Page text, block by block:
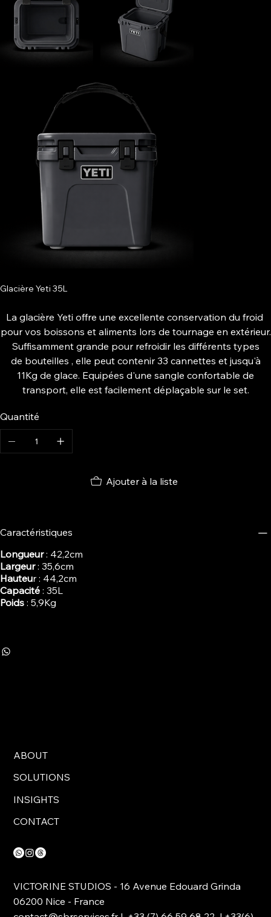
Glacière Yeti 35L
La glacière Yeti offre une excellente conservation du froid
pour vos boissons et aliments lors de tournage en extérieur.
Suffisamment grande pour refroidir les différents types
de bouteilles , elle peut contenir 33 cannettes et jusqu'à
11Kg de glace. Equipées d'une sangle confortable de
transport, elle est facilement déplaçable sur le set.
Quantité
Ajouter à la liste
Caractéristiques
Longueur: 42,2cm
Largeur: 35,6cm
Hauteur : 44,2cm
Capacité : 35L
Poids : 5,9Kg
ABOUT
SOLUTIONS
INSIGHTS
CONTACT
VICTORINE STUDIOS - 16 Avenue Edouard Grinda
06200 Nice - France